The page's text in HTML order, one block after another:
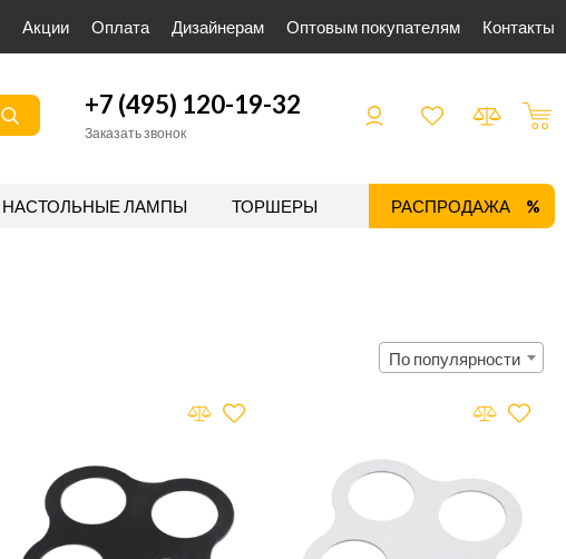
Акции Оплата Дизайнерам Оптовым покупателям Контакты
+7 (495) 120-19-32
Заказать звонок
НАСТОЛЬНЫЕ ЛАМПЫ ТОРШЕРЫ ТРЕКОВЫЕ СИСТЕМЫ
РАСПРОДАЖА
По популярности